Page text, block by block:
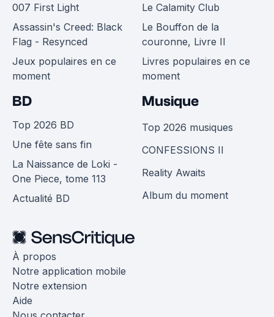
007 First Light
Assassin's Creed: Black
Flag - Resynced
Jeux populaires en ce
moment
Le Calamity Club
Le Bouffon de la
couronne, Livre II
Livres populaires en ce
moment
BD
Top 2026 BD
Une fête sans fin
La Naissance de Loki -
One Piece, tome 113
Actualité BD
Musique
Top 2026 musiques
CONFESSIONS II
Reality Awaits
Album du moment
À propos
Notre application mobile
Notre extension
Aide